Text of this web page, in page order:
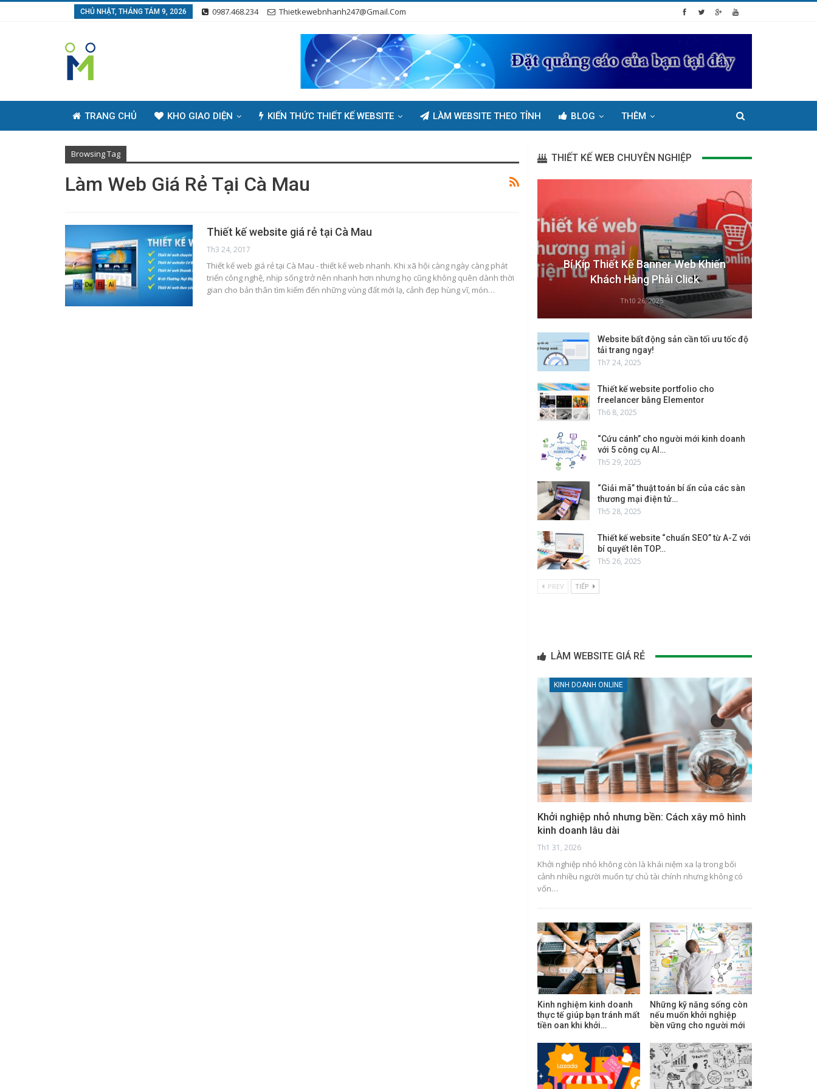
CHỦ NHẬT, THÁNG TÁM 9, 2026 0987.468.234 Thietkewebnhanh247@gmail.com
TRANG CHỦ KHO GIAO DIỆN KIẾN THỨC THIẾT KẾ WEBSITE LÀM WEBSITE THEO TỈNH BLOG THÊM
Browsing Tag
Làm Web Giá Rẻ Tại Cà Mau
Thiết kế website giá rẻ tại Cà Mau
Th3 24, 2017
Thiết kế web giá rẻ tại Cà Mau - thiết kế web nhanh. Khi xã hội càng ngày càng phát
triển công nghệ, nhịp sống trở nên nhanh hơn nhưng họ cũng không quên dành thời
gian cho bản thân tìm kiếm đến những vùng đất mới lạ, cảnh đẹp hùng vĩ, món…
THIẾT KẾ WEB CHUYÊN NGHIỆP
Bí Kíp Thiết Kế Banner Web Khiến
Khách Hàng Phải Click
Th10 26, 2025
Website bất động sản cần tối ưu tốc độ
tải trang ngay!
Th7 24, 2025
Thiết kế website portfolio cho
freelancer bằng Elementor
Th6 8, 2025
“Cứu cánh” cho người mới kinh doanh
với 5 công cụ AI…
Th5 29, 2025
“Giải mã” thuật toán bí ẩn của các sàn
thương mại điện tử…
Th5 28, 2025
Thiết kế website “chuẩn SEO” từ A-Z với
bí quyết lên TOP…
Th5 26, 2025
PREV TIẾP
LÀM WEBSITE GIÁ RẺ
KINH DOANH ONLINE
Khởi nghiệp nhỏ nhưng bền: Cách xây mô hình
kinh doanh lâu dài
Th1 31, 2026
Khởi nghiệp nhỏ không còn là khái niệm xa lạ trong bối
cảnh nhiều người muốn tự chủ tài chính nhưng không có
vốn…
Kinh nghiệm kinh doanh
thực tế giúp bạn tránh mất
tiền oan khi khởi…
Những kỹ năng sống còn
nếu muốn khởi nghiệp
bền vững cho người mới